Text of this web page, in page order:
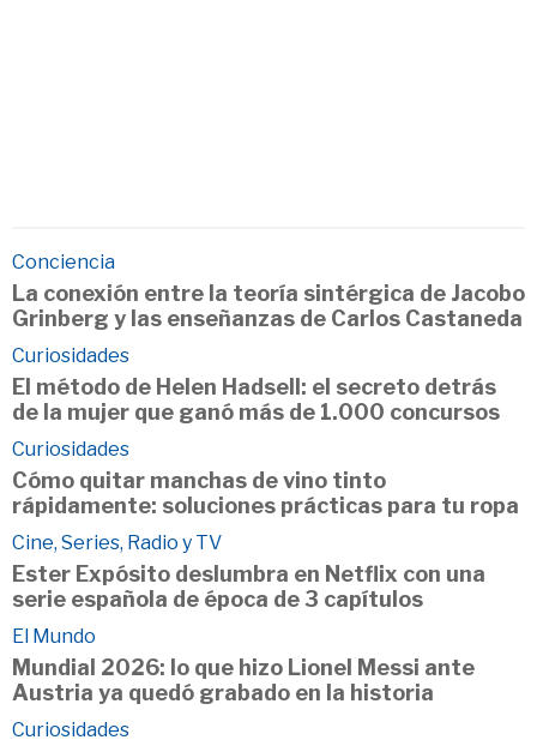
Conciencia
La conexión entre la teoría sintérgica de Jacobo
Grinberg y las enseñanzas de Carlos Castaneda
Curiosidades
El método de Helen Hadsell: el secreto detrás
de la mujer que ganó más de 1.000 concursos
Curiosidades
Cómo quitar manchas de vino tinto
rápidamente: soluciones prácticas para tu ropa
Cine, Series, Radio y TV
Ester Expósito deslumbra en Netflix con una
serie española de época de 3 capítulos
El Mundo
Mundial 2026: lo que hizo Lionel Messi ante
Austria ya quedó grabado en la historia
Curiosidades